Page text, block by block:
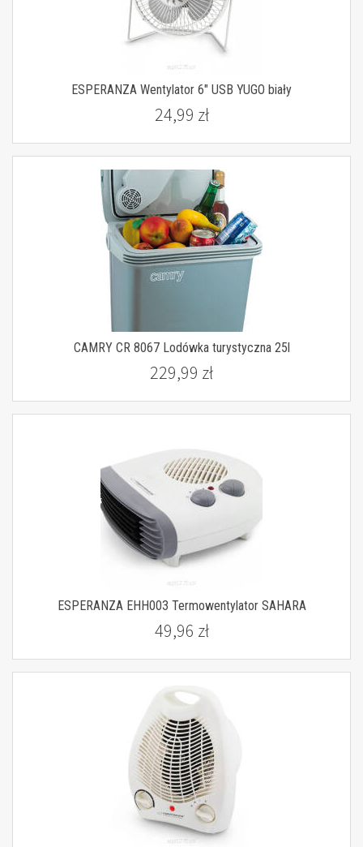
ESPERANZA Wentylator 6" USB YUGO biały
24,99 zł
CAMRY CR 8067 Lodówka turystyczna 25l
229,99 zł
ESPERANZA EHH003 Termowentylator SAHARA
49,96 zł